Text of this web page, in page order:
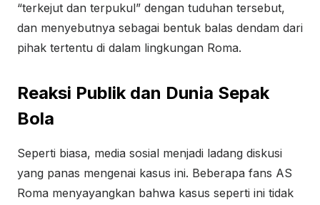
“terkejut dan terpukul” dengan tuduhan tersebut,
dan menyebutnya sebagai bentuk balas dendam dari
pihak tertentu di dalam lingkungan Roma.
Reaksi Publik dan Dunia Sepak
Bola
Seperti biasa, media sosial menjadi ladang diskusi
yang panas mengenai kasus ini. Beberapa fans AS
Roma menyayangkan bahwa kasus seperti ini tidak